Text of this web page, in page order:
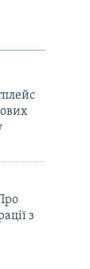
з